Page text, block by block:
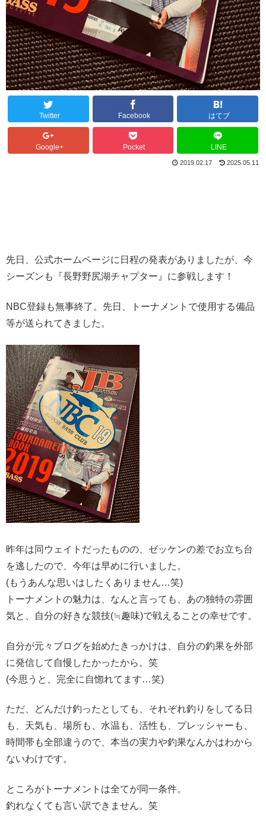
Twitter Facebook はてブ
Google+ Pocket LINE
2019.02.17 2025.05.11
先日、公式ホームページに日程の発表がありましたが、今
シーズンも『長野野尻湖チャプター』に参戦します！
NBC登録も無事終了。先日、トーナメントで使用する備品
等が送られてきました。
昨年は同ウェイトだったものの、ゼッケンの差でお立ち台
を逃したので、今年は早めに行いました。
(もうあんな思いはしたくありません…笑)
トーナメントの魅力は、なんと言っても、あの独特の雰囲
気と、自分の好きな競技(≒趣味)で戦えることの幸せです。
自分が元々ブログを始めたきっかけは、自分の釣果を外部
に発信して自慢したかったから。笑
(今思うと、完全に自惚れてます…笑)
ただ、どんだけ釣ったとしても、それぞれ釣りをしてる日
も、天気も、場所も、水温も、活性も、プレッシャーも、
時間帯も全部違うので、本当の実力や釣果なんかはわから
ないわけです。
ところがトーナメントは全てが同一条件。
釣れなくても言い訳できません。笑